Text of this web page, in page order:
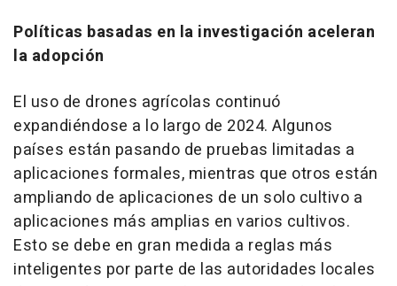
Políticas basadas en la investigación aceleran
la adopción
El uso de drones agrícolas continuó
expandiéndose a lo largo de 2024. Algunos
países están pasando de pruebas limitadas a
aplicaciones formales, mientras que otros están
ampliando de aplicaciones de un solo cultivo a
aplicaciones más amplias en varios cultivos.
Esto se debe en gran medida a reglas más
inteligentes por parte de las autoridades locales